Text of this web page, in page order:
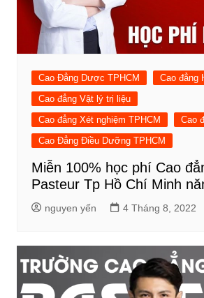
Cao Đẳng Dược TPHCM
Cao đẳng
Cao đẳng Vật lý trị liệu
Cao đẳng Xét nghiệm TPHCM
Cao
Cao Đẳng Điều Dưỡng TPHCM
Miễn 100% học phí Cao
Pasteur Tp Hồ Chí Minh
nguyen yến 4 Tháng 8, 2022